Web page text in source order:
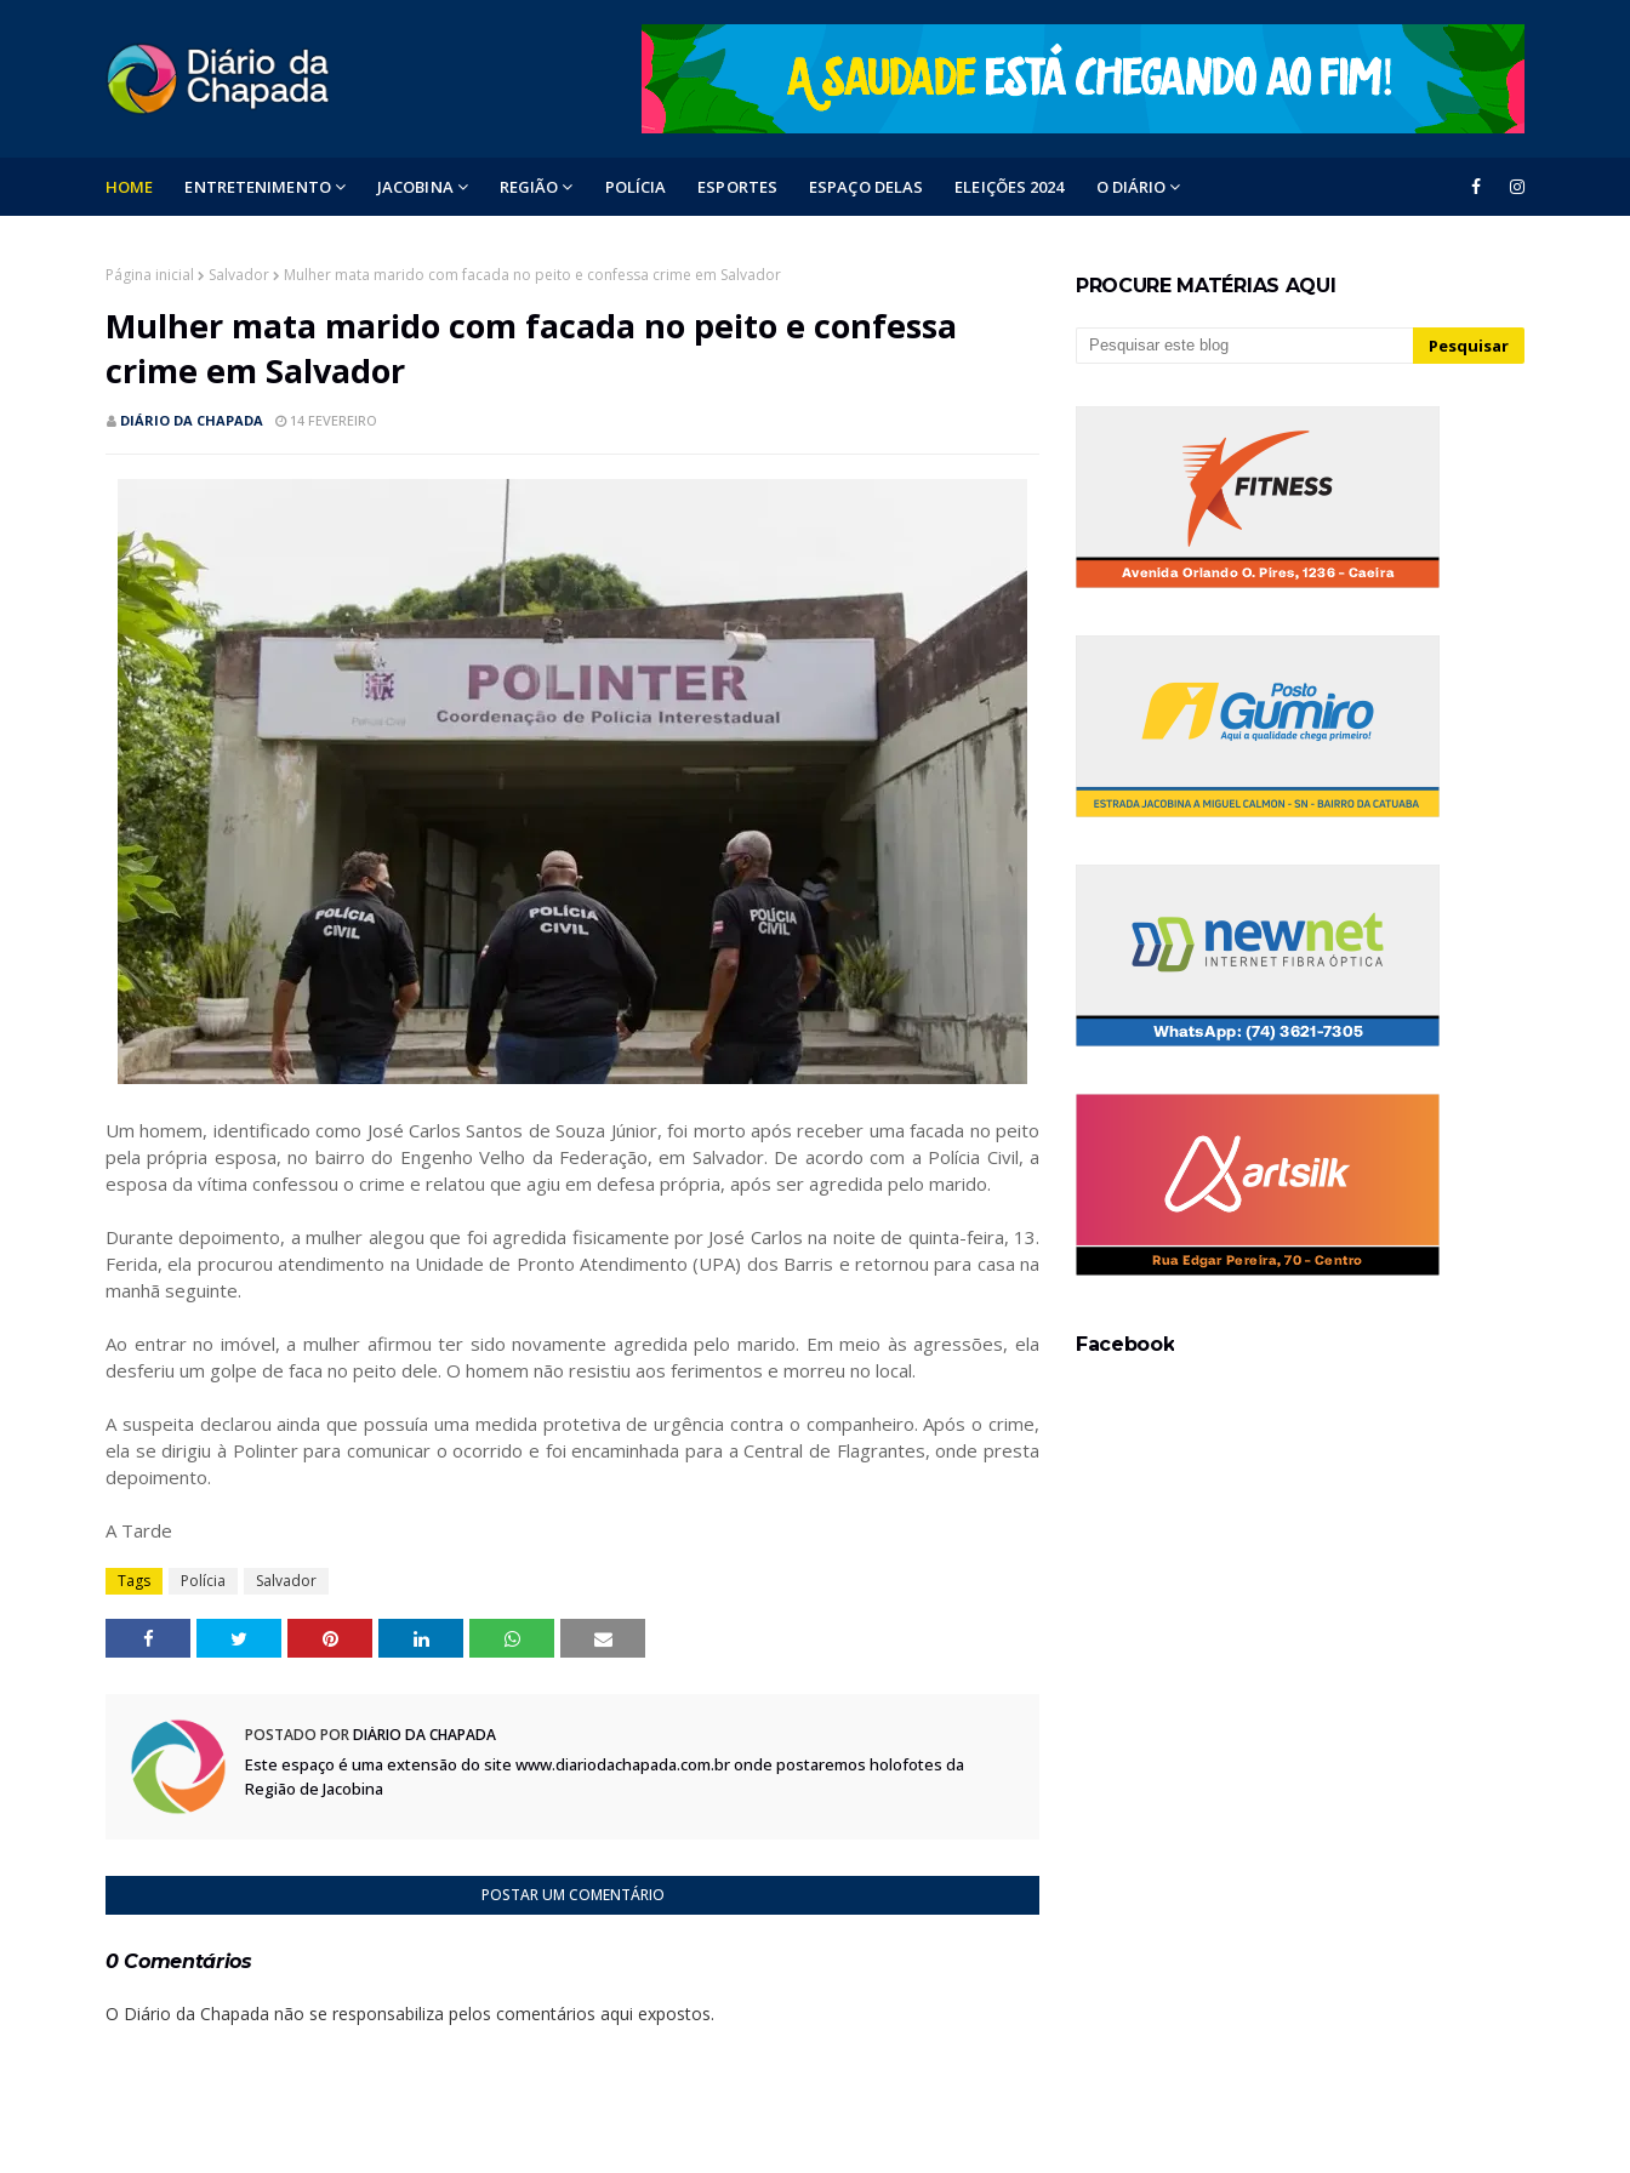
HOME ENTRETENIMENTO JACOBINA REGIÃO POLÍCIA ESPORTES ESPAÇO DELAS ELEIÇÕES 2024 O DIÁRIO
Página inicial Salvador Mulher mata marido com facada no peito e confessa crime em Salvador
Mulher mata marido com facada no peito e confessa
crime em Salvador
DIÁRIO DA CHAPADA 14 FEVEREIRO
Um homem, identificado como José Carlos Santos de Souza Júnior, foi morto após receber uma facada no peito
pela própria esposa, no bairro do Engenho Velho da Federação, em Salvador. De acordo com a Polícia Civil, a
esposa da vítima confessou o crime e relatou que agiu em defesa própria, após ser agredida pelo marido.
Durante depoimento, a mulher alegou que foi agredida fisicamente por José Carlos na noite de quinta-feira, 13.
Ferida, ela procurou atendimento na Unidade de Pronto Atendimento (UPA) dos Barris e retornou para casa na
manhã seguinte.
Ao entrar no imóvel, a mulher afirmou ter sido novamente agredida pelo marido. Em meio às agressões, ela
desferiu um golpe de faca no peito dele. O homem não resistiu aos ferimentos e morreu no local.
A suspeita declarou ainda que possuía uma medida protetiva de urgência contra o companheiro. Após o crime,
ela se dirigiu à Polinter para comunicar o ocorrido e foi encaminhada para a Central de Flagrantes, onde presta
depoimento.
A Tarde
Tags Polícia Salvador
POSTADO PORDIÁRIO DA CHAPADA
Este espaço é uma extensão do site www.diariodachapada.com.br onde postaremos holofotes da
Região de Jacobina
POSTAR UM COMENTÁRIO
0 Comentários
O Diário da Chapada não se responsabiliza pelos comentários aqui expostos.
PROCURE MATÉRIAS AQUI
Facebook